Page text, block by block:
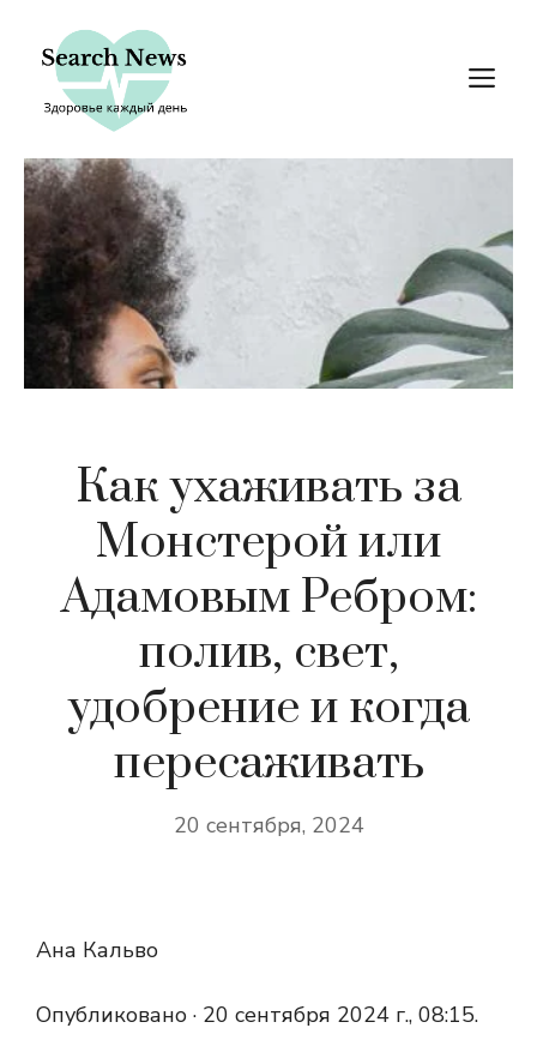
содержимому
Как ухаживать за
Монстерой или
Адамовым Ребром:
полив, свет,
удобрение и когда
пересаживать
20 сентября, 2024
Ана Кальво
Опубликовано · 20 сентября 2024 г., 08:15.